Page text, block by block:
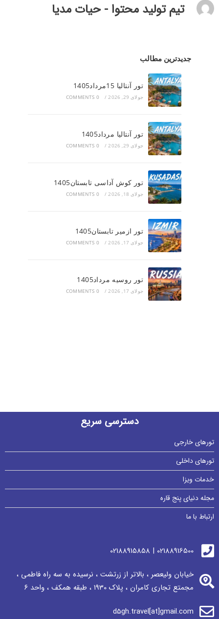
تیم تولید محتوا - حیات مدیا
جدیدترین مطالب
تور آنتالیا 15مرداد1405
جولای 29, 2026 /
0 COMMENTS
تور آنتالیا مرداد1405
جولای 29, 2026 /
0 COMMENTS
تور کوش آداسی تابستان1405
جولای 18, 2026 /
0 COMMENTS
تور ازمیر تابستان1405
جولای 17, 2026 /
0 COMMENTS
تور روسیه مرداد1405
جولای 17, 2026 /
0 COMMENTS
دسترسی سریع
تورهای خارجی
تورهای داخلی
خدمات ویزا
مجله دنیای پنج قاره
ارتباط با ما
02188916500 | 02188915858
خیابان ولیعصر ، بالاتر از زرتشت ، نرسيده به سه راه فاطمی ،
مجمتع تجاری كامران ، پلاک 1930 ، طبقه همکف ، واحد ٦
d5gh.travel[at]gmail.com